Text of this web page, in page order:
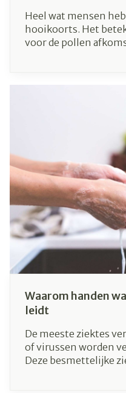
Heel wat mensen
hooikoorts. Het
voor de pollen
gezwollen ogen en
Aangenaam is
in tijden van corona.
verschil tussen
besmet zijn met het
Waarom handen
leidt
De meeste ziektes
of virussen worden
Deze besmettelijke